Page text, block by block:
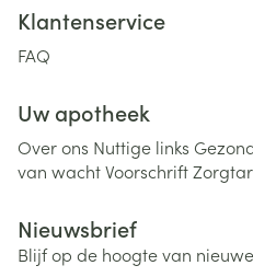
Klantenservice
FAQ
Uw apotheek
Over ons Nuttige links
van wachtVoorschrift
Nieuwsbrief
Blijf op de hoogte van